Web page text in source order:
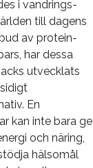
i vandrings-
till dagens
av protein-
har dessa
utvecklats
En
kan inte bara ge
och näring,
hälsomål